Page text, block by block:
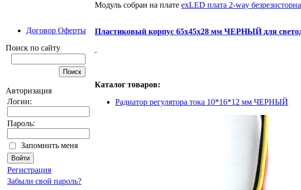
Договор Оферты
Поиск по сайту
Авторизация
Логин:
Пароль:
Запомнить меня
Регистрация
Забыли свой пароль?
Модуль собран на плате exLED плата 2-way
Пластиковый корпус 65х45х28 мм ЧЕРНЫЙ для
Каталог товаров:
Радиатор регулятора тока 10*16*12 мм ЧЕРНЫЙ